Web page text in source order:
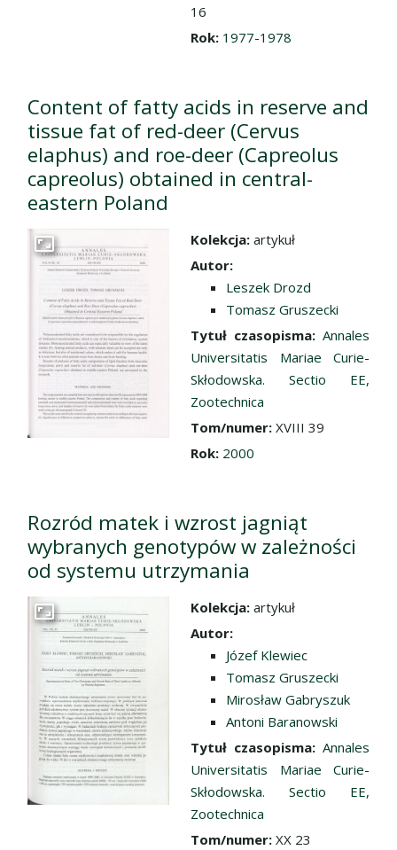
16
Rok: 1977-1978
Content of fatty acids in reserve and
tissue fat of red-deer (Cervus
elaphus) and roe-deer (Capreolus
capreolus) obtained in central-
eastern Poland
Przejdź do zbioru
Kolekcja: artykuł
Autor:
Leszek Drozd
Tomasz Gruszecki
Tytuł czasopisma: Annales
Universitatis Mariae Curie-
Skłodowska. Sectio EE,
Zootechnica
Tom/numer: XVIII 39
Rok: 2000
Rozród matek i wzrost jagniąt
wybranych genotypów w zależności
od systemu utrzymania
Przejdź do zbioru
Kolekcja: artykuł
Autor:
Józef Klewiec
Tomasz Gruszecki
Mirosław Gabryszuk
Antoni Baranowski
Tytuł czasopisma: Annales
Universitatis Mariae Curie-
Skłodowska. Sectio EE,
Zootechnica
Tom/numer: XX 23